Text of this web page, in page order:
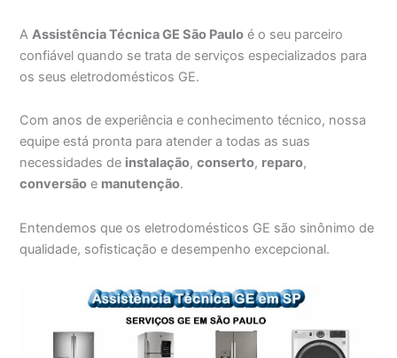
AAssistência Técnica GE São Paulo é o seu parceiro
confiável quando se trata de serviços especializados para
os seus eletrodomésticos GE.
Com anos de experiência e conhecimento técnico, nossa
equipe está pronta para atender a todas as suas
necessidades de instalação,conserto, reparo,
conversão e manutenção.
Entendemos que os eletrodomésticos GE são sinônimo de
qualidade, sofisticação e desempenho excepcional.